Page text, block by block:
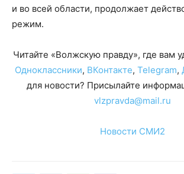
и во всей области, продолжает
режим.
Читайте «Волжскую правду», где вам
Одноклассники, ВКонтакте, Telegram,
для новости? Присылайте
vlzpravda@mail.ru
Новости СМИ2